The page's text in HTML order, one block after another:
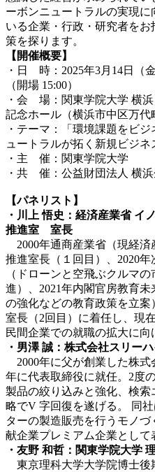
ーボンニュートラルの実現
いる企業・行政・研究者を
策を探ります。
【開催概要】
・日 時：2025年3月14日（
（開場 15:00）
・会 場：関東学院大学 横
記念ホール（横浜市中区万代
・テーマ：「環境課題をビ
ュートラルが拓く新規ビジネ
・主 催：関東学院大学
・共 催：公益財団法人 横
【パネリスト】
・川上 悟史：経済産業省 イ
推進室 室長
2000年通商産業省（現経済
推進室長（１回目）、2020
（ドローンと空飛ぶクルマ
進）、2021年内閣官房教育
の強化などの教育政策を立案
室長（2回目）に着任し、現
民間企業での就職の拡大に向
・男澤 誠：株式会社スリー
2000年に父が創業した株式
年に代表取締役に就任。2度
製品の絞り込みと強化、検
略でV 字回復を遂げる。 同
ターの製造販売を行うモノ
献企業プレミアム企業として
・友野 和哲：関東学院大学
東京理科大学大学院博士後